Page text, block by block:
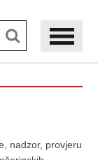
nadzor, provjeru